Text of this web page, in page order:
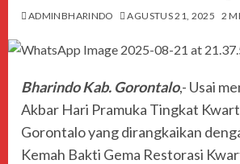
ADMINBHARINDO AGUSTUS 21, 2025 2
Bharindo Kab. Gorontalo,- Usai
Akbar Hari Pramuka Tingkat
Gorontalo yang dirangkaikan
Kemah Bakti Gema Restorasi